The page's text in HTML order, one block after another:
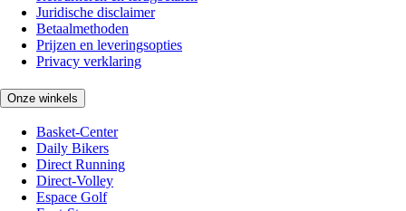
Juridische disclaimer
Betaalmethoden
Prijzen en leveringsopties
Privacy verklaring
Onze winkels
Basket-Center
Daily Bikers
Direct Running
Direct-Volley
Espace Golf